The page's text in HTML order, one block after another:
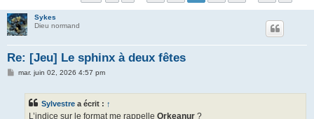
Sykes
Dieu normand
Re: [Jeu] Le sphinx à deux fêtes
Mmar. juin 02, 2026 4:57 pm
Sylvestre a écrit : ↑
L’indice sur le format me rappelle Orkeanur ?